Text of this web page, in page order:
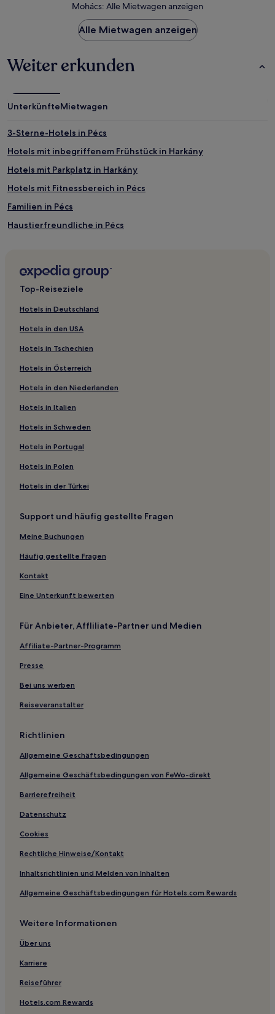
Mohács: Alle Mietwagen anzeigen
Alle Mietwagen anzeigen
Weiter erkunden
UnterkünfteMietwagen
3-Sterne-Hotels in Pécs
Hotels mit inbegriffenem Frühstück in Harkány
Hotels mit Parkplatz in Harkány
Hotels mit Fitnessbereich in Pécs
Familien in Pécs
Haustierfreundliche in Pécs
Kővágótöttös Hotels
Bár Hotels
Ellend Hotels
Miskaháza Hotels
Hotels nahe Kathedrale von Pécs
Drávaszabolcs Hotels
Ócsárd Hotels
Erzsébet Hotels
Pécsváradi: Hotels
Kölked Hotels
Pécsudvard Hotels
Hotels nahe Bahnhof Villany
Pécsi: Hotels
Babarcszőlős Hotels
Mohácsi: Hotels
Romonya Hotels
Kislippó Hotels
Komlói: Hotels
Sikonda Hotels
Zengővárkony Hotels
Top-Reiseziele
Hotels in Deutschland
Hotels in den USA
Hotels in Tschechien
Hotels in Österreich
Hotels in den Niederlanden
Hotels in Italien
Hotels in Schweden
Hotels in Portugal
Hotels in Polen
Hotels in der Türkei
Support und häufig gestellte Fragen
Meine Buchungen
Häufig gestellte Fragen
Kontakt
Eine Unterkunft bewerten
Für Anbieter, Affliliate-Partner und Medien
Affiliate-Partner-Programm
Presse
Bei uns werben
Reiseveranstalter
Richtlinien
Allgemeine Geschäftsbedingungen
Allgemeine Geschäftsbedingungen von FeWo-direkt
Barrierefreiheit
Datenschutz
Cookies
Rechtliche Hinweise/Kontakt
Inhaltsrichtlinien und Melden von Inhalten
Allgemeine Geschäftsbedingungen für Hotels.com Rewards
Weitere Informationen
Über uns
Karriere
Reiseführer
Hotels.com Rewards